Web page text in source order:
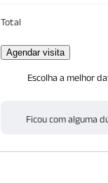
Total
Agendar visita
Escolha a melhor
Ficou com alguma